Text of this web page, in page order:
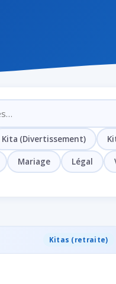
Kita (Divertissement)
Mariage Légal
Kitas (retraite)